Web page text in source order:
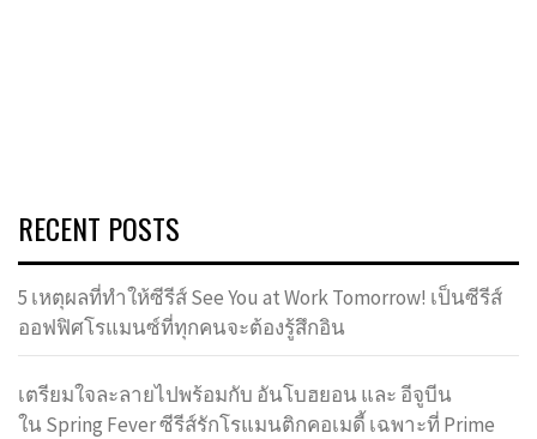
RECENT POSTS
5 เหตุผลที่ทำให้ซีรีส์ See You at Work Tomorrow! เป็นซีรีส์
ออฟฟิศโรแมนซ์ที่ทุกคนจะต้องรู้สึกอิน
เตรียมใจละลายไปพร้อมกับ อันโบฮยอน และ อีจูบีน
ใน Spring Fever ซีรีส์รักโรแมนติกคอเมดี้ เฉพาะที่ Prime